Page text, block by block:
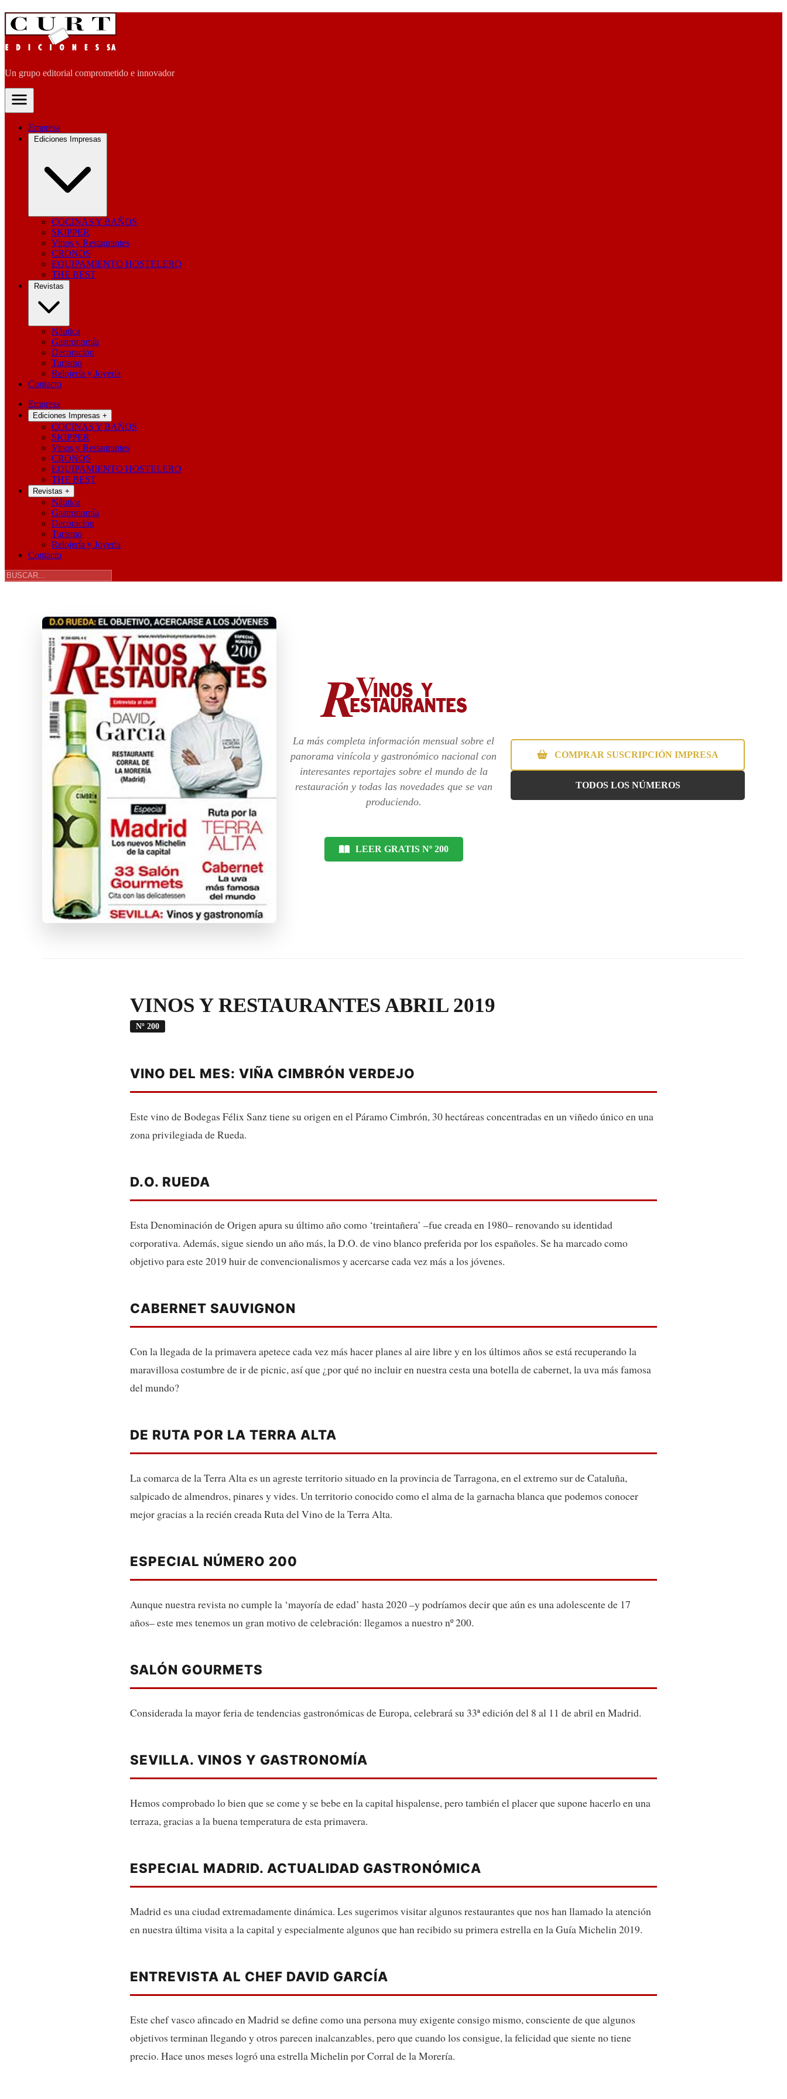
Un grupo editorial comprometido e innovador
Empresa
Ediciones Impresas
COCINAS Y BAÑOS
SKIPPER
Vinos y Restaurantes
CRONOS
EQUIPAMIENTO HOSTELERO
THE BEST
Revistas
Náutica
Gastronomía
Decoración
Turismo
Relojería y Joyería
Contacto
Empresa
Ediciones Impresas +
COCINAS Y BAÑOS
SKIPPER
Vinos y Restaurantes
CRONOS
EQUIPAMIENTO HOSTELERO
THE BEST
Revistas +
Náutica
Gastronomía
Decoración
Turismo
Relojería y Joyería
Contacto
La más completa información mensual sobre el
panorama vinícola y gastronómico nacional con
interesantes reportajes sobre el mundo de la
restauración y todas las novedades que se van
produciendo.
LEER GRATIS Nº 200
COMPRAR SUSCRIPCIÓN IMPRESA
TODOS LOS NÚMEROS
VINOS Y RESTAURANTES ABRIL 2019
Nº 200
VINO DEL MES: VIÑA CIMBRÓN VERDEJO
Este vino de Bodegas Félix Sanz tiene su origen en el Páramo Cimbrón, 30 hectáreas concentradas en un viñedo único en una
zona privilegiada de Rueda.
D.O. RUEDA
Esta Denominación de Origen apura su último año como ‘treintañera’ –fue creada en 1980– renovando su identidad
corporativa. Además, sigue siendo un año más, la D.O. de vino blanco preferida por los españoles. Se ha marcado como
objetivo para este 2019 huir de convencionalismos y acercarse cada vez más a los jóvenes.
CABERNET SAUVIGNON
Con la llegada de la primavera apetece cada vez más hacer planes al aire libre y en los últimos años se está recuperando la
maravillosa costumbre de ir de picnic, así que ¿por qué no incluir en nuestra cesta una botella de cabernet, la uva más famosa
del mundo?
DE RUTA POR LA TERRA ALTA
La comarca de la Terra Alta es un agreste territorio situado en la provincia de Tarragona, en el extremo sur de Cataluña,
salpicado de almendros, pinares y vides. Un territorio conocido como el alma de la garnacha blanca que podemos conocer
mejor gracias a la recién creada Ruta del Vino de la Terra Alta.
ESPECIAL NÚMERO 200
Aunque nuestra revista no cumple la ‘mayoría de edad’ hasta 2020 –y podríamos decir que aún es una adolescente de 17
años– este mes tenemos un gran motivo de celebración: llegamos a nuestro nº 200.
SALÓN GOURMETS
Considerada la mayor feria de tendencias gastronómicas de Europa, celebrará su 33ª edición del 8 al 11 de abril en Madrid.
SEVILLA. VINOS Y GASTRONOMÍA
Hemos comprobado lo bien que se come y se bebe en la capital hispalense, pero también el placer que supone hacerlo en una
terraza, gracias a la buena temperatura de esta primavera.
ESPECIAL MADRID. ACTUALIDAD GASTRONÓMICA
Madrid es una ciudad extremadamente dinámica. Les sugerimos visitar algunos restaurantes que nos han llamado la atención
en nuestra última visita a la capital y especialmente algunos que han recibido su primera estrella en la Guía Michelin 2019.
ENTREVISTA AL CHEF DAVID GARCÍA
Este chef vasco afincado en Madrid se define como una persona muy exigente consigo mismo, consciente de que algunos
objetivos terminan llegando y otros parecen inalcanzables, pero que cuando los consigue, la felicidad que siente no tiene
precio. Hace unos meses logró una estrella Michelin por Corral de la Morería.